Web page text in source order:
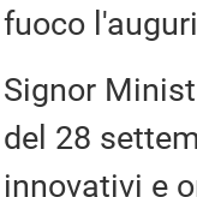
fuoco
Signor
del 28
innovativi e